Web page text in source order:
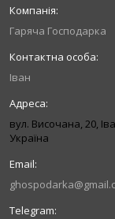
Гаряча Господарка
Іван
вул. Височана, 20,
Україна